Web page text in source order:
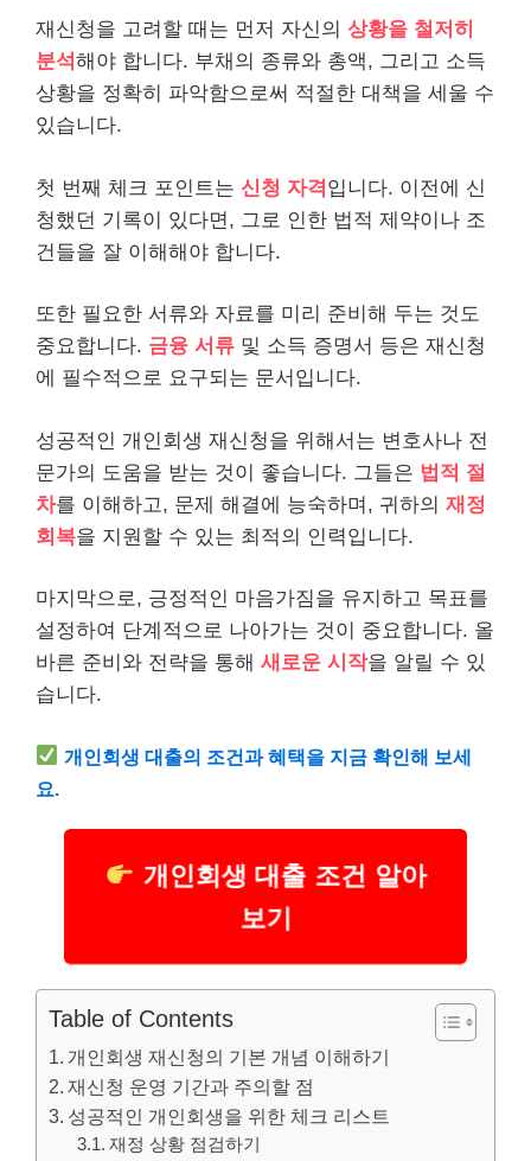
재신청을 고려할 때는 먼저 자신의 상황을 철저히
분석해야 합니다. 부채의 종류와 총액, 그리고 소득
상황을 정확히 파악함으로써 적절한 대책을 세울 수
있습니다.
첫 번째 체크 포인트는 신청 자격 입니다. 이전에 신
청했던 기록이 있다면, 그로 인한 법적 제약이나 조
건들을 잘 이해해야 합니다.
또한 필요한 서류와 자료를 미리 준비해 두는 것도
중요합니다. 금융 서류 및 소득 증명서 등은 재신청
에 필수적으로 요구되는 문서입니다.
성공적인 개인회생 재신청을 위해서는 변호사나 전
문가의 도움을 받는 것이 좋습니다. 그들은 법적 절
차를 이해하고, 문제 해결에 능숙하며, 귀하의 재정
회복을 지원할 수 있는 최적의 인력입니다.
마지막으로, 긍정적인 마음가짐을 유지하고 목표를
설정하여 단계적으로 나아가는 것이 중요합니다. 올
바른 준비와 전략을 통해 새로운 시작을 알릴 수 있
습니다.
개인회생대출의 조건과 혜택을 지금 확인해 보세
요.
개인회생 대출 조건 알아
보기
Table of Contents
개인회생 재신청의 기본 개념 이해하기
재신청 운영 기간과 주의할 점
성공적인 개인회생을 위한 체크 리스트
재정 상황 점검하기